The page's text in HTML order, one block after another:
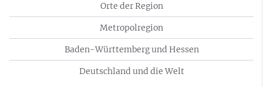
Orte der Region
Metropolregion
Baden-Württemberg und Hessen
Deutschland und die Welt